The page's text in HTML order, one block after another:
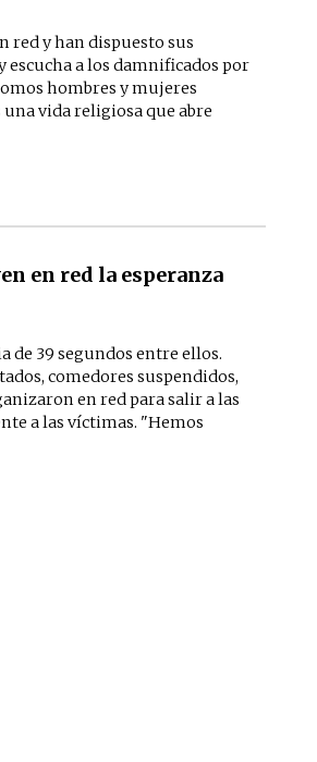
red y han dispuesto sus
escucha a los damnificados por
hombres y mujeres
vida religiosa que abre
en red la esperanza
de 39 segundos entre ellos.
comedores suspendidos,
en red para salir a las
a las víctimas. "Hemos